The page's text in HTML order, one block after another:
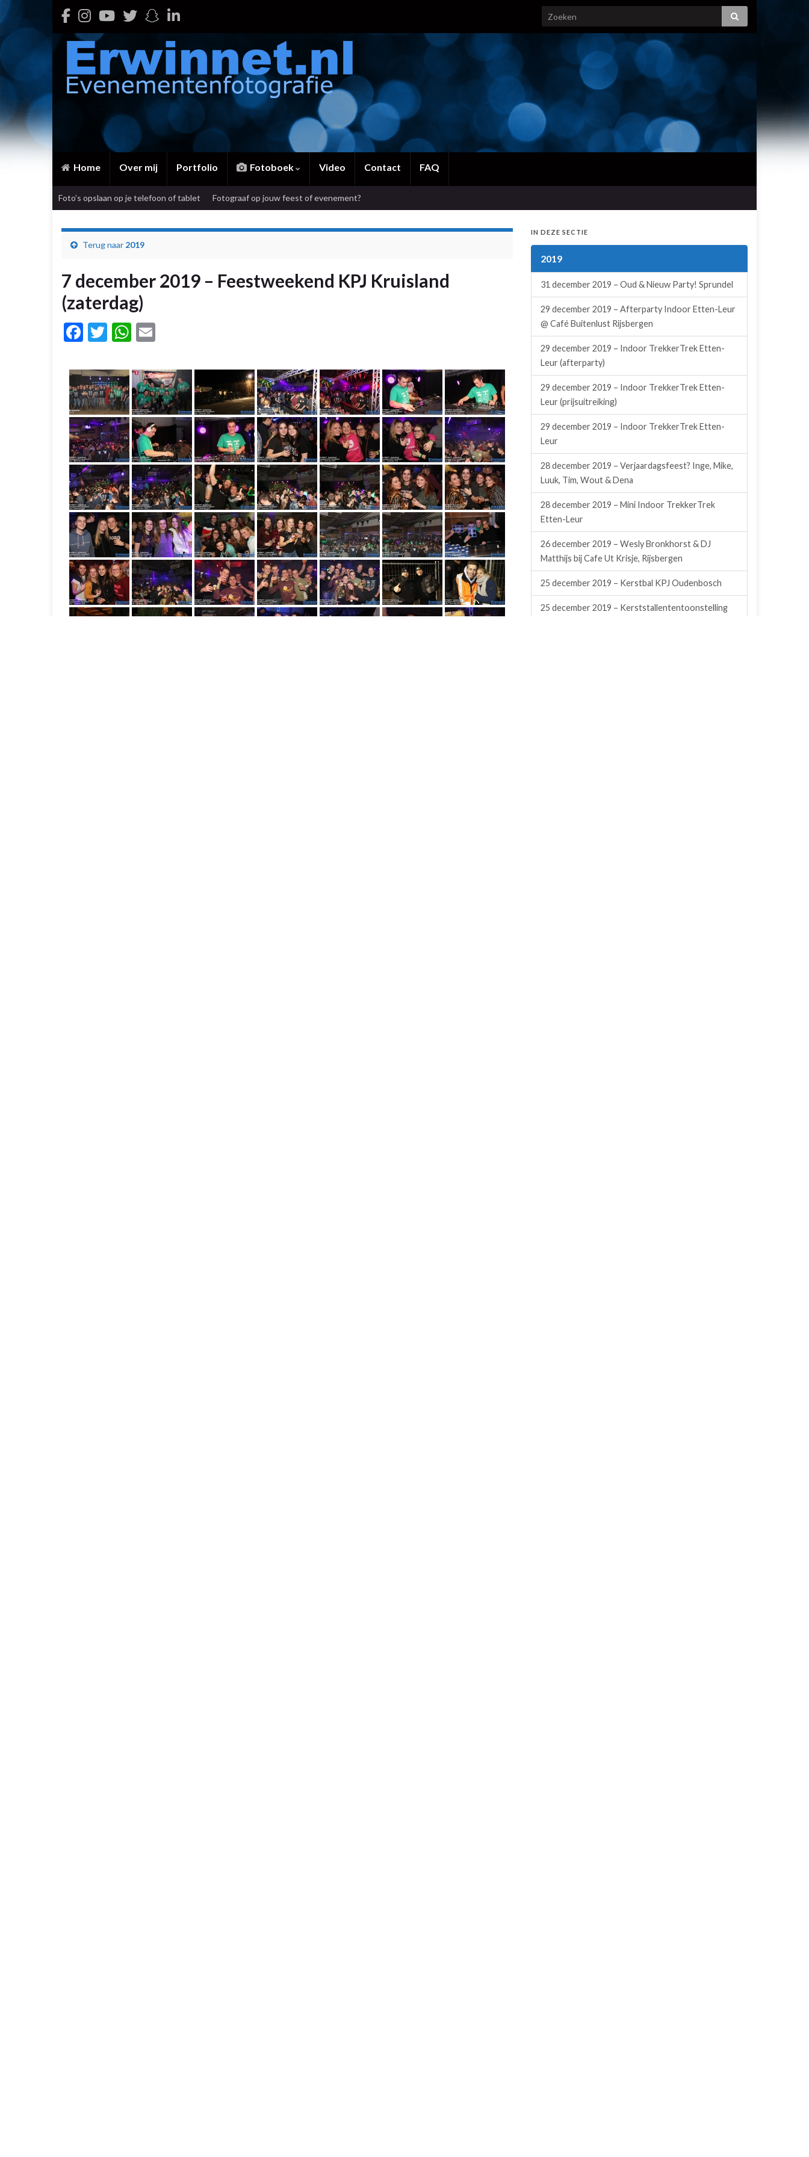
Home Over mij Portfolio Fotoboek Video Contact FAQ
Foto’s opslaan op je telefoon of tablet Fotograaf op jouw feest of evenement?
Terug naar 2019
7 december 2019 – Feestweekend KPJ Kruisland
(zaterdag)
Facebook
TwitterWhatsApp
IN DEZE SECTIE
2019
31 december 2019 – Oud & Nieuw Party! Sprundel
29 december 2019 – Afterparty Indoor Etten-Leur
@ Café Buitenlust Rijsbergen
29 december 2019 – Indoor TrekkerTrek Etten-
Leur (afterparty)
29 december 2019 – Indoor TrekkerTrek Etten-
Leur (prijsuitreiking)
29 december 2019 – Indoor TrekkerTrek Etten-
Leur
28 december 2019 – Verjaardagsfeest? Inge, Mike,
Luuk, Tim, Wout & Dena
28 december 2019 – Mini Indoor TrekkerTrek
Etten-Leur
26 december 2019 – Wesly Bronkhorst & DJ
Matthijs bij Cafe Ut Krisje, Rijsbergen
25 december 2019 – Kerstbal KPJ Oudenbosch
25 december 2019 – Kerststallententoonstelling